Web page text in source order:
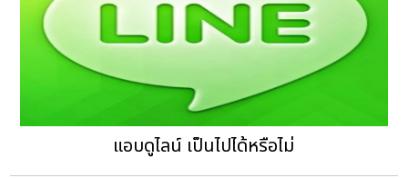
แอบดูไลน์ เป็นไปได้หรือไม่